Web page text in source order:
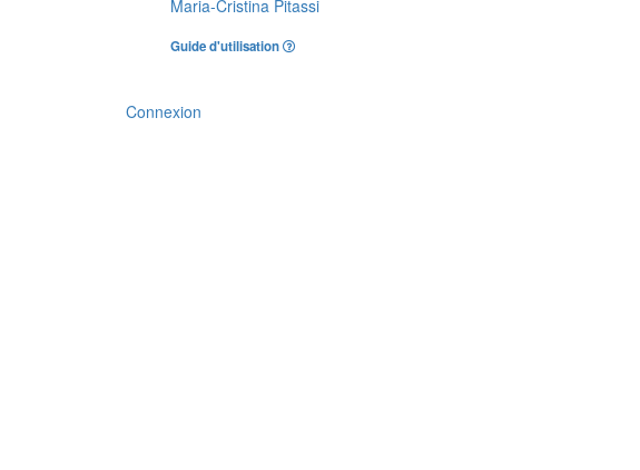
Maria-Cristina Pitassi
Guide d'utilisation
Connexion